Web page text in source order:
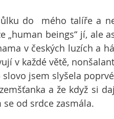
do  mého talíře a
„human beings“ jí, ale
v českých luzích a
v každé větě,
jsem slyšela
a že když si
od srdce zasmála.